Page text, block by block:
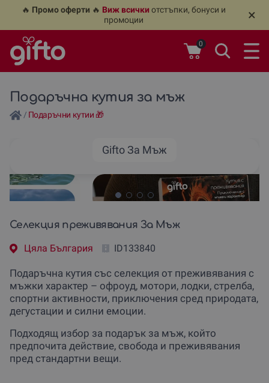
🔥 Промо оферти 🔥 Виж всичкиотстъпки, бонуси и
промоции
×
0
Подаръчна кутия за мъж
/ Подаръчни кутии 🎁
Gifto За Мъж
Селекция преживявания За Мъж
Цяла България ID133840
Подаръчна кутия със селекция от преживявания с
мъжки характер – офроуд, мотори, лодки, стрелба,
спортни активности, приключения сред природата,
дегустации и силни емоции.
Подходящ избор за подарък за мъж, който
предпочита действие, свобода и преживявания
пред стандартни вещи.